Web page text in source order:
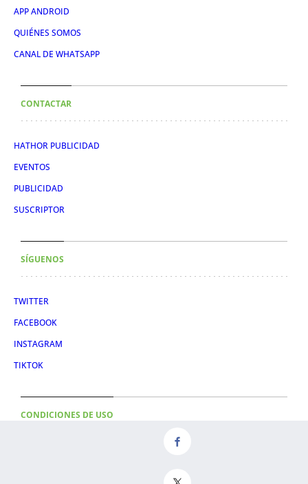
APP ANDROID
QUIÉNES SOMOS
CANAL DE WHATSAPP
CONTACTAR
HATHOR PUBLICIDAD
EVENTOS
PUBLICIDAD
SUSCRIPTOR
SÍGUENOS
TWITTER
FACEBOOK
INSTAGRAM
TIKTOK
CONDICIONES DE USO